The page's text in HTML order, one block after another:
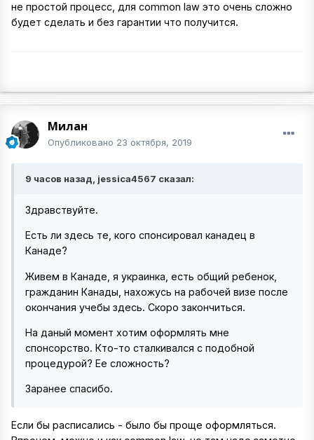
не простой процесс, для common law это очень сложно
будет сделать и без гарантии что получится.
Милан
Опубликовано 23 октября, 2019
9 часов назад, jessica4567 сказал:
Здравствуйте.
Есть ли здесь те, кого спонсировал канадец в
Канаде?
Живем в Канаде, я украинка, есть общий ребенок,
гражданин Канады, нахожусь на рабочей визе после
окончания учебы здесь. Скоро закончиться.
На даный момент хотим оформлять мне
спонсорство. Кто-то сталкивался с подобной
процедурой? Ее сложность?
Заранее спасибо.
Если бы расписались - было бы проще оформляться.